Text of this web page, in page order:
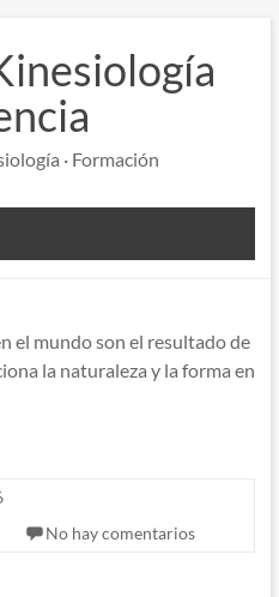
· Formación
el mundo son el resultado de
la naturaleza y la forma en
No hay comentarios